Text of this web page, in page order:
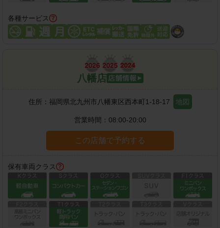
各種サービス
八幡店
住所： 福岡県北九州市八幡東区西本町1-18-17 地図
営業時間： 08:00-20:00
この店舗で予約する
保有車両クラス